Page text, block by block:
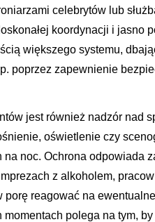
celebrytów lub
koordynacji i jasno
większego systemu,
poprzez zapewnienie
jest również nadzór nad
oświetlenie czy
noc. Ochrona odpowiada
z alkoholem,
porę reagować na
polega na tym,